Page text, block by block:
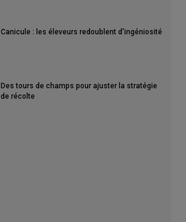
Canicule : les éleveurs redoublent d'ingéniosité
Des tours de champs pour ajuster la stratégie
de récolte